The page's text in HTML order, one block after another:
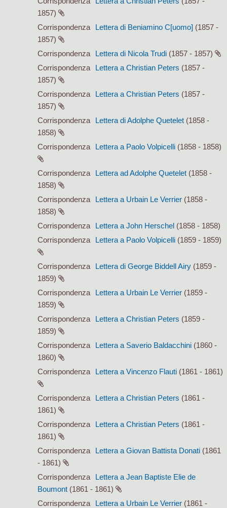
1857)
Corrispondenza
Lettera di Beniamino C[uomo] (1857 -
1857)
Corrispondenza
Lettera di Nicola Trudi (1857 - 1857)
Corrispondenza
Lettera a Christian Peters (1857 -
1857)
Corrispondenza
Lettera a Christian Peters (1857 -
1857)
Corrispondenza
Lettera di Adolphe Quetelet (1858 -
1858)
Corrispondenza
Lettera a Paolo Volpicelli (1858 - 1858)
Corrispondenza Lettera ad Adolphe Quetelet (1858 -
1858)
Corrispondenza
Lettera a Urbain Le Verrier (1858 -
1858)
Corrispondenza
Lettera a John Herschel (1858 - 1858)
Corrispondenza
Lettera a Paolo Volpicelli (1859 - 1859)
Corrispondenza Lettera di George Biddell Airy (1859 -
1859)
Corrispondenza
Lettera a Urbain Le Verrier (1859 -
1859)
Corrispondenza
Lettera a Christian Peters (1859 -
1859)
Corrispondenza
Lettera a Saverio Baldacchini (1860 -
1860)
Corrispondenza
Lettera a Vincenzo Flauti (1861 - 1861)
Corrispondenza Lettera a Christian Peters (1861 -
1861)
Corrispondenza
Lettera a Christian Peters (1861 -
1861)
Corrispondenza
Lettera a Giovan Battista Donati (1861
- 1861)
Corrispondenza
Lettera a Jean Baptiste Elie de
Boumont (1861 - 1861)
Corrispondenza
Lettera a Urbain Le Verrier (1861 -